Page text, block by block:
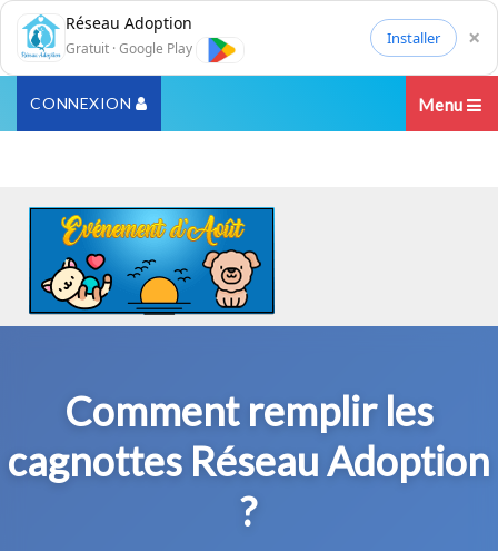
Réseau Adoption
Gratuit · Google Play
Installer ×
CONNEXION Menu
Comment remplir les
cagnottes Réseau Adoption
?